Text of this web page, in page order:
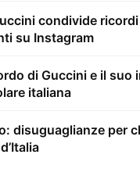
condivide ricordi
su Instagram
di Guccini e il suo
italiana
disuguaglianze per